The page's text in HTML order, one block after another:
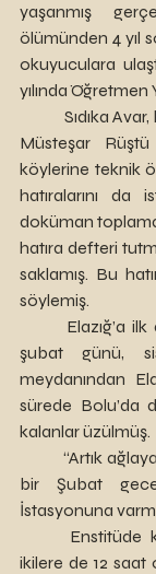
yaşanmış
ölümünden 4 yıl
okuyuculara
yılında Öğretmen
Müsteşar
köylerine teknik
hatıralarını da
doküman
hatıra defteri
saklamış. Bu
söylemiş.
şubat günü,
meydanından
sürede Bolu’da
kalanlar üzülmüş.
	“Artık ağlayabilirim” demiş. (…) Soğuk, zifiri gibi karanlık
bir Şubat
İstasyonuna
ikilere de 12